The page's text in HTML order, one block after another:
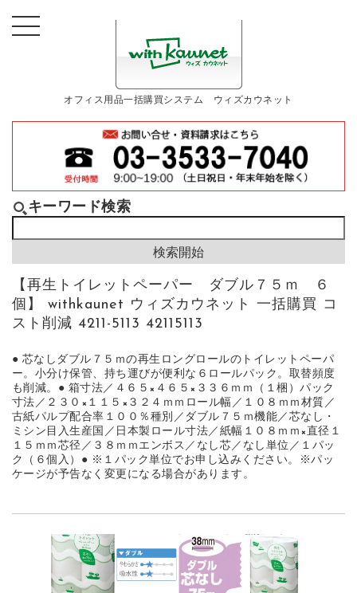
オフィス用品一括購買システム ウィズカウネット
キーワード検索
【再生トイレットペーパー ダブル７５ｍ ６
個】 withkaunet ウィズカウネット 一括購買 コ
スト削減 4211-5113 42115113
● 芯なしダブル７５ｍの再生ロングロールのトイレットペーパ
ー。小分け保管、持ち運びが便利な６ロールパック。取替頻度
も削減。● 箱寸法／４６５×４６５×３３６ｍｍ（１梱）パック
寸法／２３０×１１５×３２４ｍｍロール幅／１０８ｍｍ材質／
古紙パルプ配合率１００％種別／ダブル７５ｍ機能／芯なし・
ミシン目入生産国／日本製ロール寸法／紙幅１０８ｍｍ×直径１
１５ｍｍ芯径／３８ｍｍエンボス／なし芯／なし単位／１パッ
ク（６個入）● ※１パック単位でお申し込みください。※パッ
ケージが予告なく変更になる場合があります。